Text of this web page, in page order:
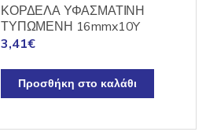
ΚΟΡΔΕΛΑ ΥΦΑΣΜΑΤΙΝΗ
ΤΥΠΩΜΕΝΗ 16mmx10Y
3,41€
Προσθήκη στο καλάθι